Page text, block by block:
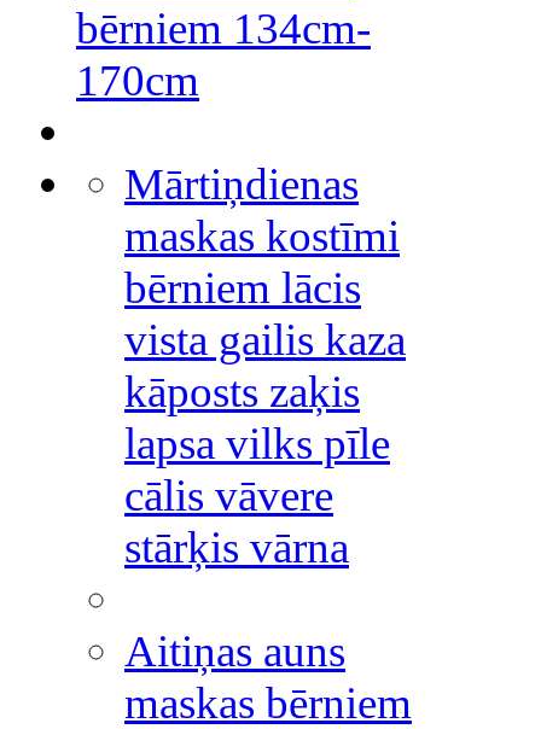
bērniem 134cm-
170cm
Mārtiņdienas
maskas kostīmi
bērniem lācis
vista gailis kaza
kāposts zaķis
lapsa vilks pīle
cālis vāvere
stārķis vārna
Aitiņas auns
maskas bērniem